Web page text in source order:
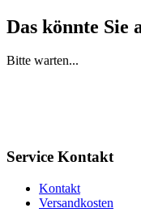
Das könnte Sie
Bitte warten...
Service Kontakt
Kontakt
Versandkosten